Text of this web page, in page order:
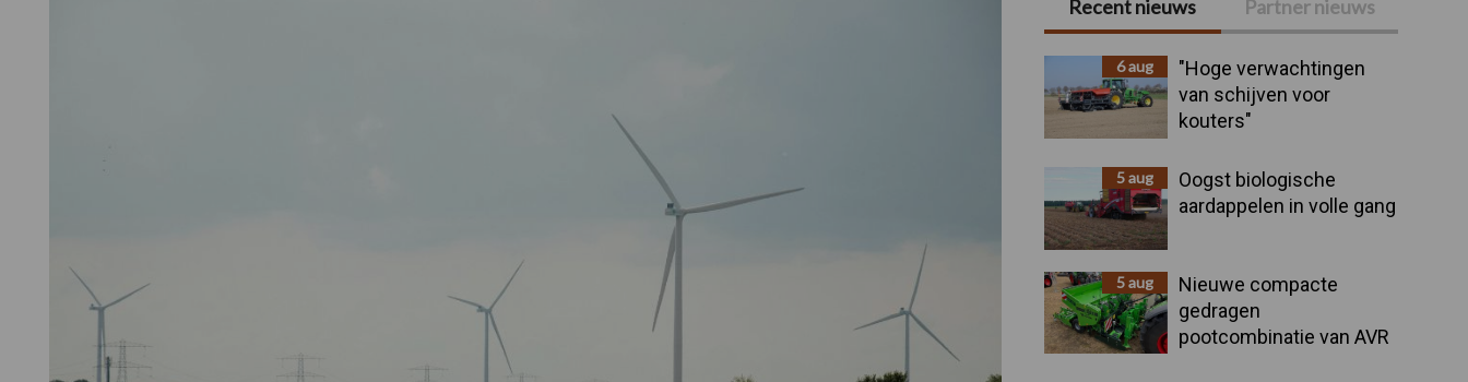
Primaire
Sidebar
Recent nieuws Partner nieuws
6 aug
"Hoge verwachtingen
van schijven voor
kouters"
5 aug
Oogst biologische
aardappelen in volle gang
5 aug
Nieuwe compacte
gedragen
pootcombinatie van AVR